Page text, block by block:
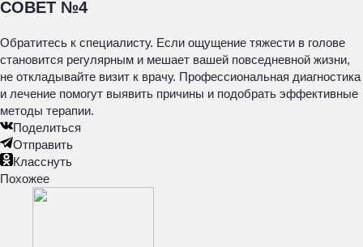
СОВЕТ №4
Обратитесь к специалисту. Если ощущение тяжести в голове
становится регулярным и мешает вашей повседневной жизни,
не откладывайте визит к врачу. Профессиональная диагностика
и лечение помогут выявить причины и подобрать эффективные
методы терапии.
Поделиться
Отправить
Класснуть
Похожее